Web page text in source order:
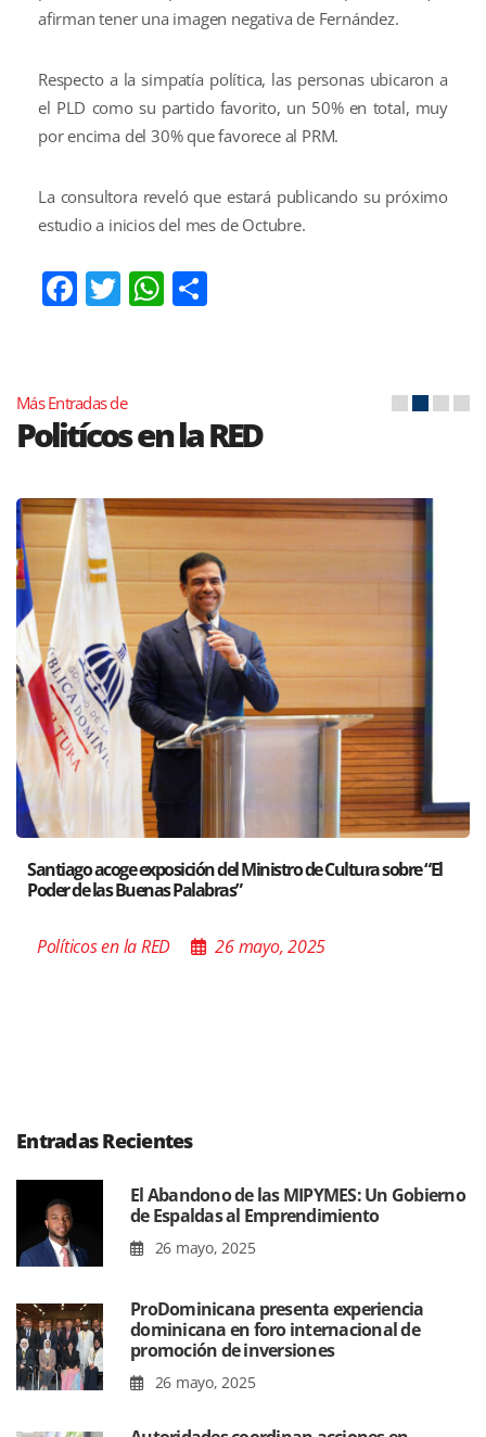
afirman tener una imagen negativa de Fernández.
Respecto a la simpatía política, las personas ubicaron a
el PLD como su partido favorito, un 50% en total, muy
por encima del 30% que favorece al PRM.
La consultora reveló que estará publicando su próximo
estudio a inicios del mes de Octubre.
Facebook
TwitterWhatsApp
Más Entradas de
Politícos en la RED
Santiago acoge exposición del Ministro de Cultura sobre “El
Poder de las Buenas Palabras”
Políticos en la RED 26 mayo, 2025
Entradas Recientes
El Abandono de las MIPYMES: Un Gobierno
de Espaldas al Emprendimiento
26 mayo, 2025
ProDominicana presenta experiencia
dominicana en foro internacional de
promoción de inversiones
26 mayo, 2025